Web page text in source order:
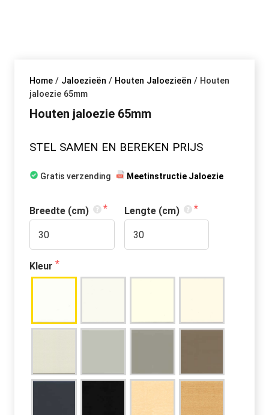
Home / Jaloezieën / Houten Jaloezieën / Houten
jaloezie 65mm
Houten jaloezie 65mm
STEL SAMEN EN BEREKEN PRIJS
Gratis verzending Meetinstructie Jaloezie
Breedte (cm) Lengte (cm)
Kleur